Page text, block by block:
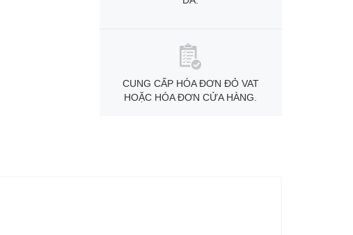
CUNG CẤP HÓA ĐƠN ĐỎ VAT
HOẶC HÓA ĐƠN CỬA HÀNG.